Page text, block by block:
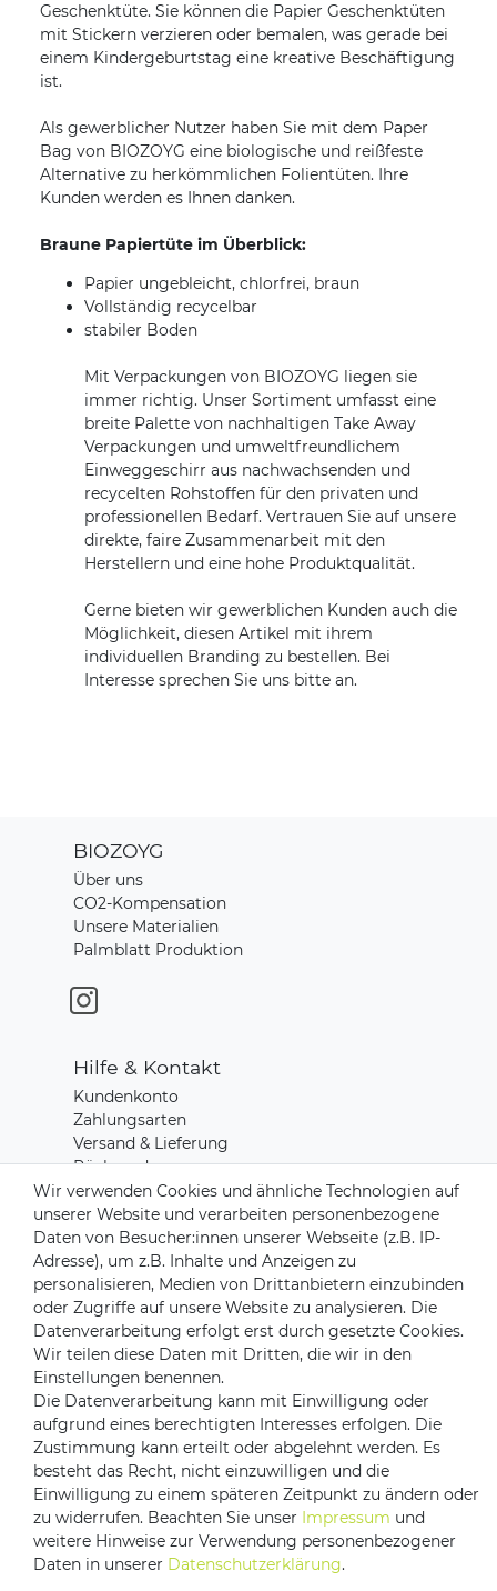
Geschenktüte. Sie können die Papier Geschenktüten
mit Stickern verzieren oder bemalen, was gerade bei
einem Kindergeburtstag eine kreative Beschäftigung
ist.
Als gewerblicher Nutzer haben Sie mit dem Paper
Bag von BIOZOYG eine biologische und reißfeste
Alternative zu herkömmlichen Folientüten. Ihre
Kunden werden es Ihnen danken.
Braune Papiertüte im Überblick:
Papier ungebleicht, chlorfrei, braun
Vollständig recycelbar
stabiler Boden
Mit Verpackungen von BIOZOYG liegen sie
immer richtig. Unser Sortiment umfasst eine
breite Palette von nachhaltigen Take Away
Verpackungen und umweltfreundlichem
Einweggeschirr aus nachwachsenden und
recycelten Rohstoffen für den privaten und
professionellen Bedarf. Vertrauen Sie auf unsere
direkte, faire Zusammenarbeit mit den
Herstellern und eine hohe Produktqualität.
Gerne bieten wir gewerblichen Kunden auch die
Möglichkeit, diesen Artikel mit ihrem
individuellen Branding zu bestellen. Bei
Interesse sprechen Sie uns bitte an.
BIOZOYG
Über uns
CO2-Kompensation
Unsere Materialien
Palmblatt Produktion
Hilfe & Kontakt
Kundenkonto
Zahlungsarten
Versand & Lieferung
Rücksendungen
Kontakt zu uns
Zahlungsanbieter
Versandpartner
Impressum Daten­schutz­erklärung
Wir verwenden Cookies und ähnliche Technologien auf
unserer Website und verarbeiten personenbezogene
Daten von Besucher:innen unserer Webseite (z.B. IP-
Adresse), um z.B. Inhalte und Anzeigen zu
personalisieren, Medien von Drittanbietern einzubinden
oder Zugriffe auf unsere Website zu analysieren. Die
Datenverarbeitung erfolgt erst durch gesetzte Cookies.
Wir teilen diese Daten mit Dritten, die wir in den
Einstellungen benennen.
Die Datenverarbeitung kann mit Einwilligung oder
aufgrund eines berechtigten Interesses erfolgen. Die
Zustimmung kann erteilt oder abgelehnt werden. Es
besteht das Recht, nicht einzuwilligen und die
Einwilligung zu einem späteren Zeitpunkt zu ändern oder
zu widerrufen. Beachten Sie unser Impressum und
weitere Hinweise zur Verwendung personenbezogener
Daten in unserer Daten­schutz­erklärung.